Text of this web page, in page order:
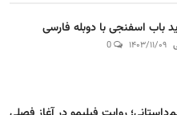
باب اسفنجی با دوبله فارسی
۱۴۰۳/۱۱/۰۹